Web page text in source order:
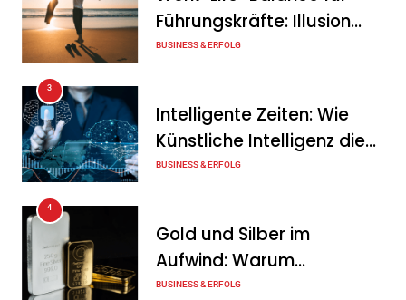
Wenn jede Minute zählt: Wie
Onboard-Kurier-Spezialist
Notfalllogistik neu denkt
Führungskräfte: Illusion
oder echte Chance?
BUSINESS & ERFOLG
3
Intelligente Zeiten: Wie
Künstliche Intelligenz die
Geschäftswelt verändert
BUSINESS & ERFOLG
4
Gold und Silber im
Aufwind: Warum
Edelmetalle als sicherer
BUSINESS & ERFOLG